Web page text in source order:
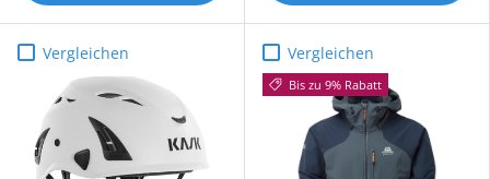
Vergleichen Vergleichen
Bis zu 9% Rabatt